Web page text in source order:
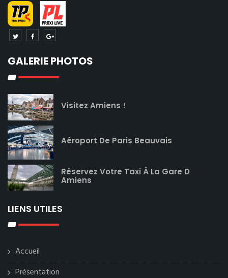
GALERIE PHOTOS
Visitez Amiens !
Aéroport De Paris Beauvais
Réservez Votre Taxi À La Gare D
Amiens
LIENS UTILES
Accueil
Présentation